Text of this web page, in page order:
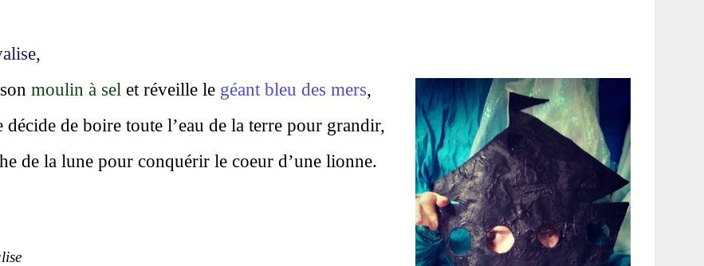
,
moulin à sel et réveille le géant bleu des mers,
décide de boire toute l’eau de la terre pour grandir,
de la lune pour conquérir le coeur d’une lionne.